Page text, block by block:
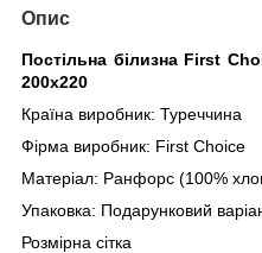
Опис
Постільна білизна First
200х220
Країна виробник: Туреччина
Фірма виробник: First Сhoice
Матеріал: Ранфорс (100%
Упаковка: Подарунковий
Розмірна сітка